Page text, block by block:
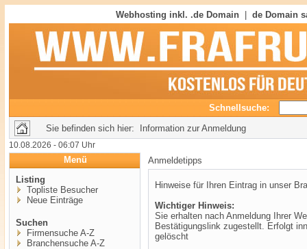
Webhosting inkl. .de Domain de Domain
Schnellsuche:
Sie befinden sich hier: Information zur Anmeldung
10.08.2026 - 06:07 Uhr
Menü
Listing
Topliste Besucher
Neue Einträge
Suchen
Firmensuche A-Z
Branchensuche A-Z
Anmeldetipps
Hinweise für Ihren Eintrag in unser
Wichtiger Hinweis:
Sie erhalten nach Anmeldung Ihrer
Bestätigungslink zugestellt. Erfolgt
gelöscht